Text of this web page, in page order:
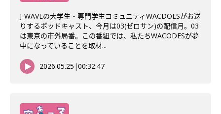
J-WAVEの大学生・専門学生コミュニティWACDOESがお送
りするポッドキャスト、今月は03(ゼロサン)の配信月。03
は東京の市外局番。この番組では、私たちWACODESが夢
中になっていることを取材...
2026.05.25 |00:32:47